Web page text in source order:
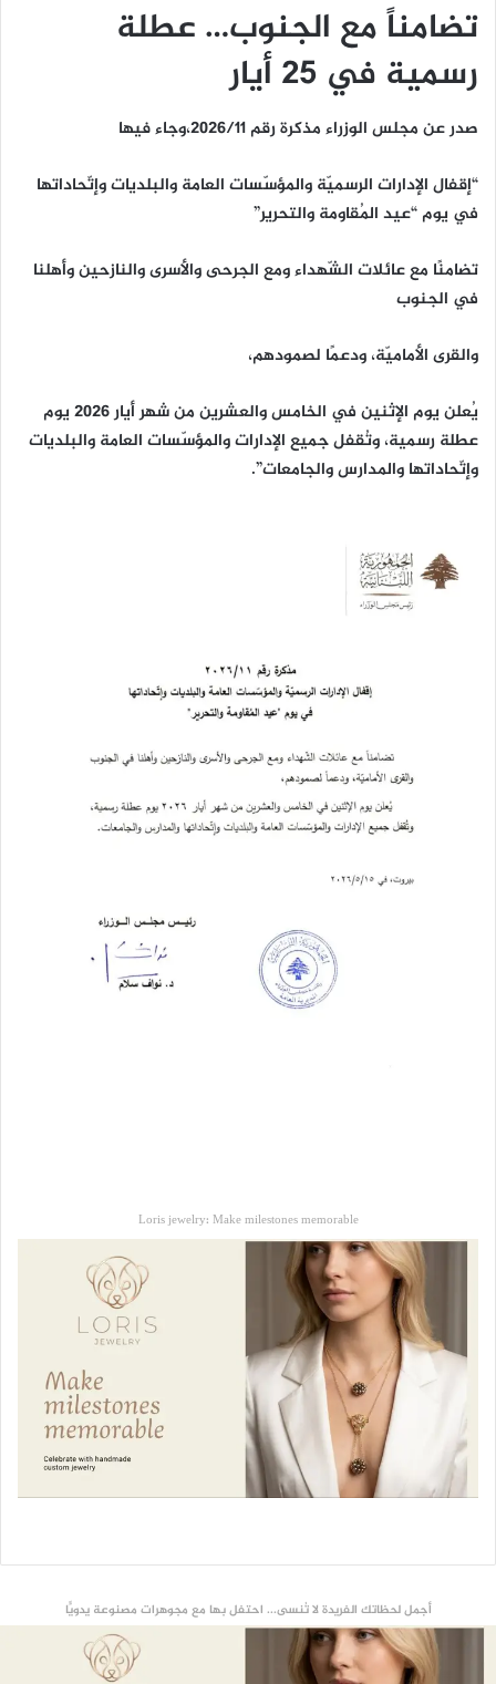
تضامناً مع الجنوب… عطلة
رسمية في 25 أيار
صدر عن مجلس الوزراء مذكرة رقم ٢٠٢٦/١١،وجاء فيها
“إقفال الإدارات الرسميّة والمؤسّسات العامة والبلديات وإتّحاداتها
في يوم “عيد المُقاومة والتحرير”
تضامنًا مع عائلات الشّهداء ومع الجرحى والأسرى والنازحين وأهلنا
في الجنوب
والقرى الأماميّة، ودعمًا لصمودهم،
يُعلن يوم الإثنين في الخامس والعشرين من شهر أيار ٢٠٢٦ يوم
عطلة رسمية، وتُقفل جميع الإدارات والمؤسّسات العامة والبلديات
وإتّحاداتها والمدارس والجامعات”.
Loris jewelry: Make milestones memorable
أجمل لحظاتك الفريدة لا تُنسى... احتفل بها مع مجوهرات مصنوعة يدويًّا